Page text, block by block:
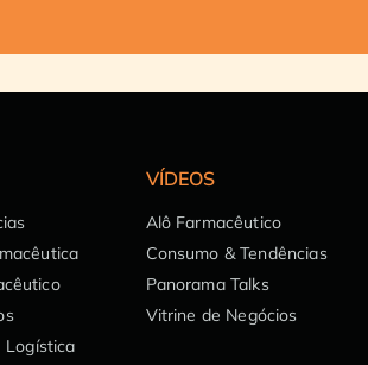
Logística
VÍDEOS
Alô Farmacêutico
Consumo & Tendências
Panorama Talks
Vitrine de Negócios